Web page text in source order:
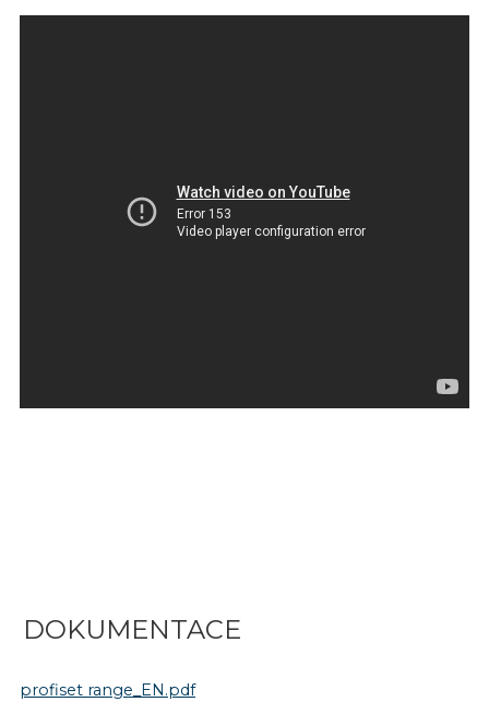
DOKUMENTACE
profiset range_EN.pdf